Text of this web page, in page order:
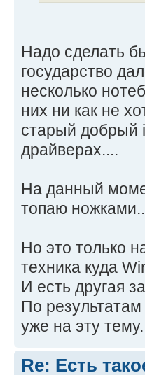
Надо сделать
государство
несколько
них ни как не
старый добрый
драйверах....
На данный
топаю
Но это только
техника куда
И есть другая
По
уже на эту
Re: Есть